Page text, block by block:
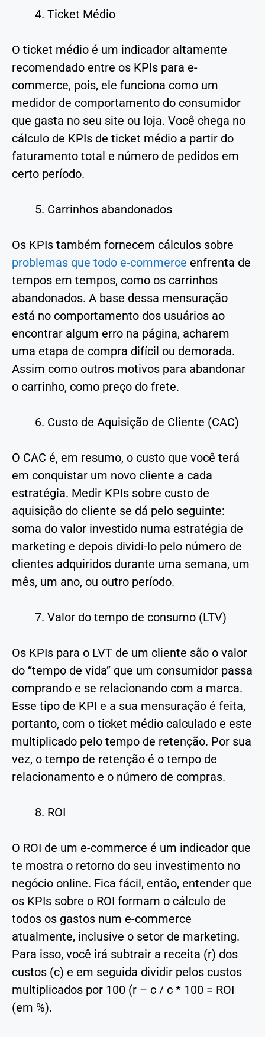
Ticket Médio
O ticket médio é um indicador altamente
recomendado entre os KPIs para e-
commerce, pois, ele funciona como um
medidor de comportamento do consumidor
que gasta no seu site ou loja. Você chega no
cálculo de KPIs de ticket médio a partir do
faturamento total e número de pedidos em
certo período.
Carrinhos abandonados
Os KPIs também fornecem cálculos sobre
problemas que todo e-commerce enfrenta de
tempos em tempos, como os carrinhos
abandonados. A base dessa mensuração
está no comportamento dos usuários ao
encontrar algum erro na página, acharem
uma etapa de compra difícil ou demorada.
Assim como outros motivos para abandonar
o carrinho, como preço do frete.
Custo de Aquisição de Cliente (CAC)
O CAC é, em resumo, o custo que você terá
em conquistar um novo cliente a cada
estratégia. Medir KPIs sobre custo de
aquisição do cliente se dá pelo seguinte:
soma do valor investido numa estratégia de
marketing e depois dividi-lo pelo número de
clientes adquiridos durante uma semana, um
mês, um ano, ou outro período.
Valor do tempo de consumo (LTV)
Os KPIs para o LVT de um cliente são o valor
do “tempo de vida” que um consumidor passa
comprando e se relacionando com a marca.
Esse tipo de KPI e a sua mensuração é feita,
portanto, com o ticket médio calculado e este
multiplicado pelo tempo de retenção. Por sua
vez, o tempo de retenção é o tempo de
relacionamento e o número de compras.
ROI
O ROI de um e-commerce é um indicador que
te mostra o retorno do seu investimento no
negócio online. Fica fácil, então, entender que
os KPIs sobre o ROI formam o cálculo de
todos os gastos num e-commerce
atualmente, inclusive o setor de marketing.
Para isso, você irá subtrair a receita (r) dos
custos (c) e em seguida dividir pelos custos
multiplicados por 100 (r – c / c * 100 = ROI
(em %).